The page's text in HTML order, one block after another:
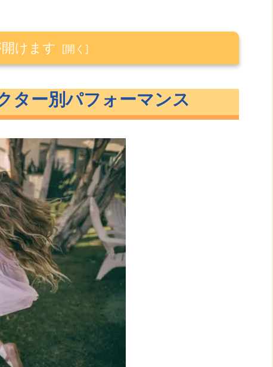
けます
ォーマンス
ンス
ート比較
まとめ
ター別パフォーマンス